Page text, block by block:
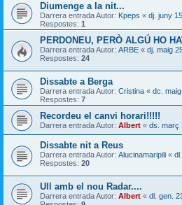
Diumenge a la nit...
Darrera entrada Autor: Kpeps « dj. juny
Respostes: 1
PERDONEU, PERÒ ALGÚ HO
Darrera entrada Autor: ARBE « dj. maig
Respostes: 24
Dissabte a Berga
Darrera entrada Autor: Cristina « dc.
Respostes: 7
Recordeu el canvi horari!!!!!
Darrera entrada Autor: Albert « ds. març
Dissabte nit a Reus
Darrera entrada Autor: Alucinamaripili «
Respostes: 20
Ull amb el nou Radar....
Darrera entrada Autor: Albert « dl. gen.